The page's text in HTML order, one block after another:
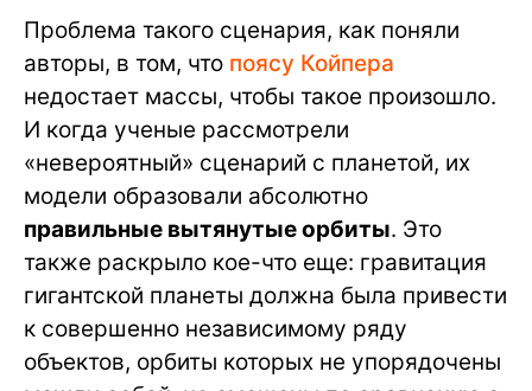
Проблема такого сценария, как поняли
авторы, в том, что поясу Койпера
недостает массы, чтобы такое произошло.
И когда ученые рассмотрели
«невероятный» сценарий с планетой, их
модели образовали абсолютно
правильные вытянутые орбиты. Это
также раскрыло кое-что еще: гравитация
гигантской планеты должна была привести
к совершенно независимому ряду
объектов, орбиты которых не упорядочены